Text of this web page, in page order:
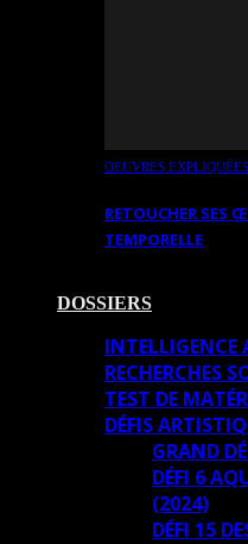
OEUVRES EXPLIQUÉES
RETOUCHER SES
TEMPORELLE
DOSSIERS
INTELLIGENCE
RECHERCHES
TEST DE
DÉFIS
GRAND
DÉFI 6
(2024)
DÉFI 15